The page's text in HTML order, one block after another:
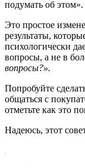
подумать об этом».
Это простое
результаты,
психологически
вопросы, а не в
вопросы?».
Попробуйте
общаться с
отметьте как это
Надеюсь, этот